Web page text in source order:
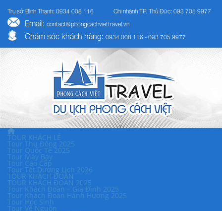
Trụ sở Bình Thạnh: 0934 008 116 Chi nhánh TP. Thủ Đức: 093 705 9977
Email: contact@phongcachviettravel.vn
Chăm sóc khách hàng: 0934 008 116 - 093 705 9977
TOUR KHÁCH LẺ
Tour Thu Đông 2025
Tour Quốc Tế 2025
Tour Máy Bay
Tour Cao Cấp
Tour Tết Dương Lịch 2026
TOUR KHÁCH ĐOÀN
TOUR KHÁCH ĐOÀN 2025
Tour Khách Đoàn – Gia Đình 2025
Tour Khách Đoàn Hành Hương 2025
Tour Học Sinh
Tour Về Nguồn